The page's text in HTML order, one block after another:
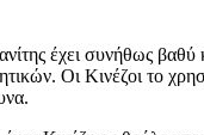
έχει συνήθως
Οι Κινέζοι το